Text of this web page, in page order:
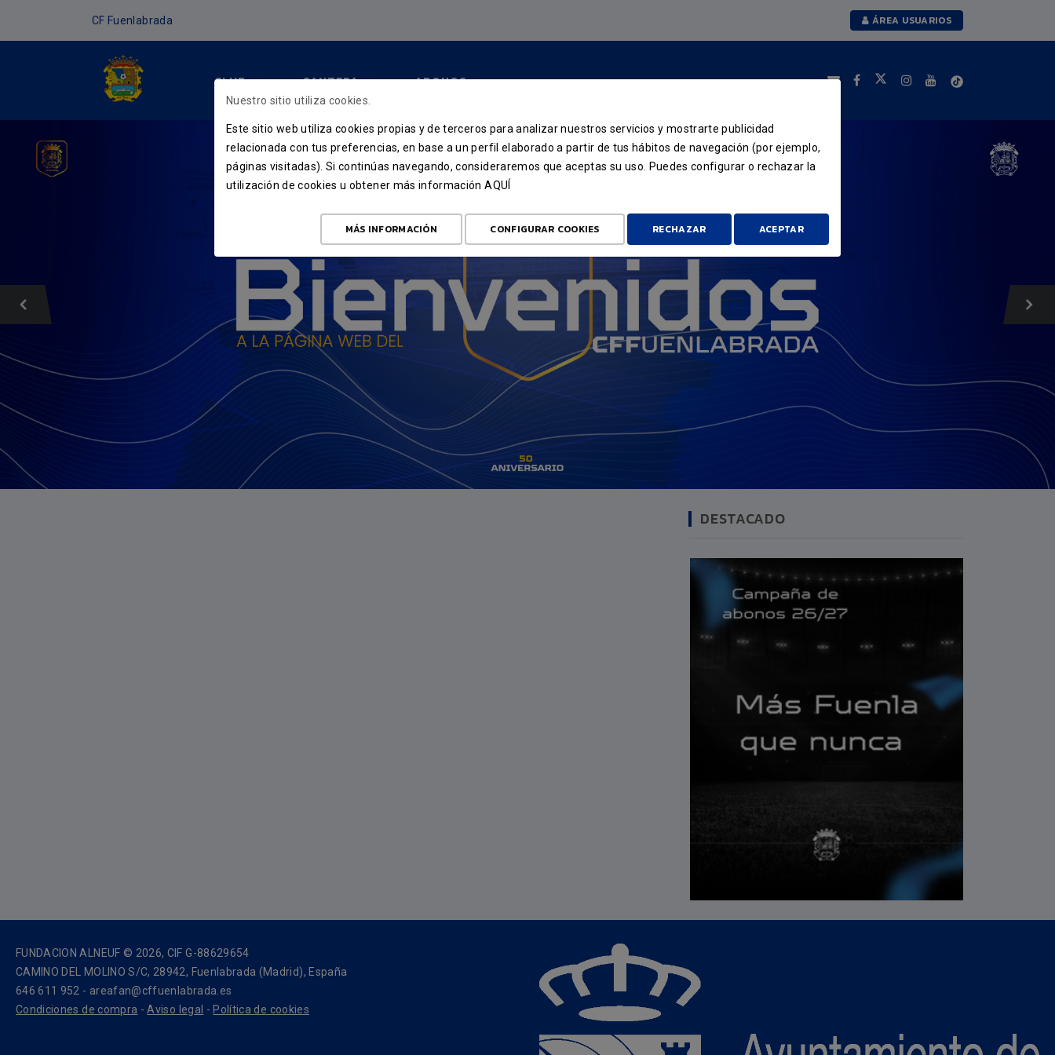
CF Fuenlabrada ÁREA USUARIOS
CLUB CANTERA ABONOS
DESTACADO
FUNDACION ALNEUF © 2026, CIF G-88629654
CAMINO DEL MOLINO S/C, 28942, Fuenlabrada (Madrid), España
646 611 952 - areafan@cffuenlabrada.es
Condiciones de compra -Aviso legal -Política de cookies
Nuestro sitio utiliza cookies.
Este sitio web utiliza cookies propias y de terceros para analizar nuestros servicios y mostrarte publicidad
relacionada con tus preferencias, en base a un perfil elaborado a partir de tus hábitos de navegación (por ejemplo,
páginas visitadas). Si continúas navegando, consideraremos que aceptas su uso. Puedes configurar o rechazar la
utilización de cookies u obtener más informaciónAQUÍ
MÁS INFORMACIÓN CONFIGURAR COOKIES RECHAZAR ACEPTAR